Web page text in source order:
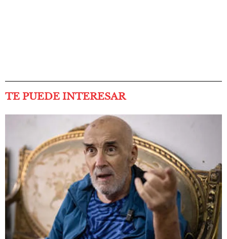
TE PUEDE INTERESAR